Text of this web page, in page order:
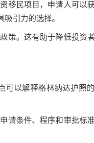
移民项目，申请人可以
引力的选择。
策。这有助于降低投资
可以解释格林纳达护照
请条件、程序和审批标